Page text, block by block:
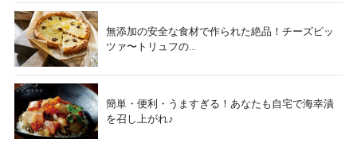
無添加の安全な食材で作られた絶品！チーズピッ
ツァ〜トリュフの...
簡単・便利・うますぎる！あなたも自宅で海幸漬
を召し上がれ♪